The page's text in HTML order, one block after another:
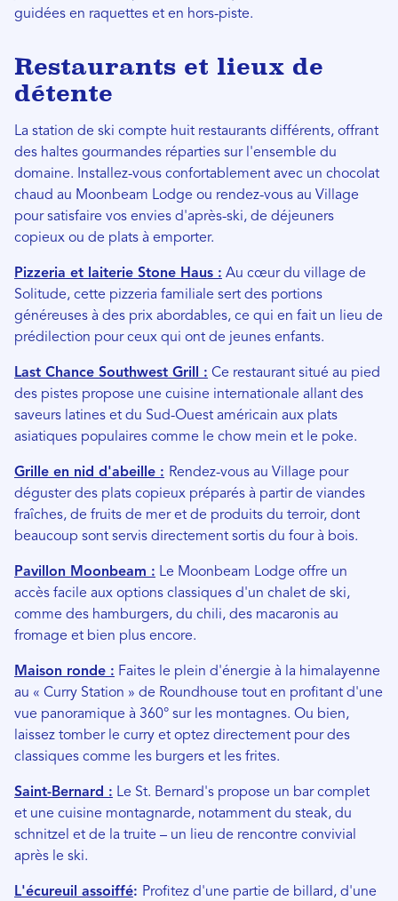
guidées en raquettes et en hors-piste.
Restaurants et lieux de
détente
La station de ski compte huit restaurants différents, offrant
des haltes gourmandes réparties sur l'ensemble du
domaine. Installez-vous confortablement avec un chocolat
chaud au Moonbeam Lodge ou rendez-vous au Village
pour satisfaire vos envies d'après-ski, de déjeuners
copieux ou de plats à emporter.
Pizzeria et laiterie Stone Haus : Au cœur du village de
Solitude, cette pizzeria familiale sert des portions
généreuses à des prix abordables, ce qui en fait un lieu de
prédilection pour ceux qui ont de jeunes enfants.
Last Chance Southwest Grill : Ce restaurant situé au pied
des pistes propose une cuisine internationale allant des
saveurs latines et du Sud-Ouest américain aux plats
asiatiques populaires comme le chow mein et le poke.
Grille en nid d'abeille : Rendez-vous au Village pour
déguster des plats copieux préparés à partir de viandes
fraîches, de fruits de mer et de produits du terroir, dont
beaucoup sont servis directement sortis du four à bois.
Pavillon Moonbeam : Le Moonbeam Lodge offre un
accès facile aux options classiques d'un chalet de ski,
comme des hamburgers, du chili, des macaronis au
fromage et bien plus encore.
Maison ronde : Faites le plein d'énergie à la himalayenne
au « Curry Station » de Roundhouse tout en profitant d'une
vue panoramique à 360° sur les montagnes. Ou bien,
laissez tomber le curry et optez directement pour des
classiques comme les burgers et les frites.
Saint-Bernard : Le St. Bernard's propose un bar complet
et une cuisine montagnarde, notamment du steak, du
schnitzel et de la truite – un lieu de rencontre convivial
après le ski.
L'écureuil assoiffé: Profitez d'une partie de billard, d'une